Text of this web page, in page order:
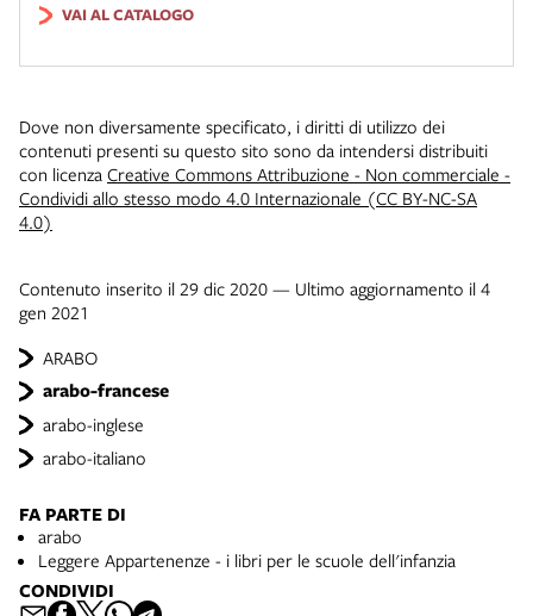
ARABO
arabo-francese
arabo-inglese
arabo-italiano
VAI AL CATALOGO
Dove non diversamente specificato, i diritti di utilizzo dei
contenuti presenti su questo sito sono da intendersi distribuiti
con licenza Creative Commons Attribuzione - Non commerciale -
Condividi allo stesso modo 4.0 Internazionale (CC BY-NC-SA
4.0)
Contenuto inserito il 29 dic 2020 — Ultimo aggiornamento il 4
gen 2021
FA PARTE DI
arabo
Leggere Appartenenze - i libri per le scuole dell'infanzia
CONDIVIDI